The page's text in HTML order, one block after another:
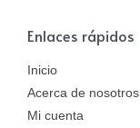
Enlaces rápidos
Inicio
Acerca de nosotros
Mi cuenta